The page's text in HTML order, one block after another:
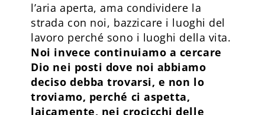
l’aria aperta, ama condividere la
strada con noi, bazzicare i luoghi del
lavoro perché sono i luoghi della vita.
Noi invece continuiamo a cercare
Dio nei posti dove noi abbiamo
deciso debba trovarsi, e non lo
troviamo, perché ci aspetta,
laicamente, nei crocicchi delle